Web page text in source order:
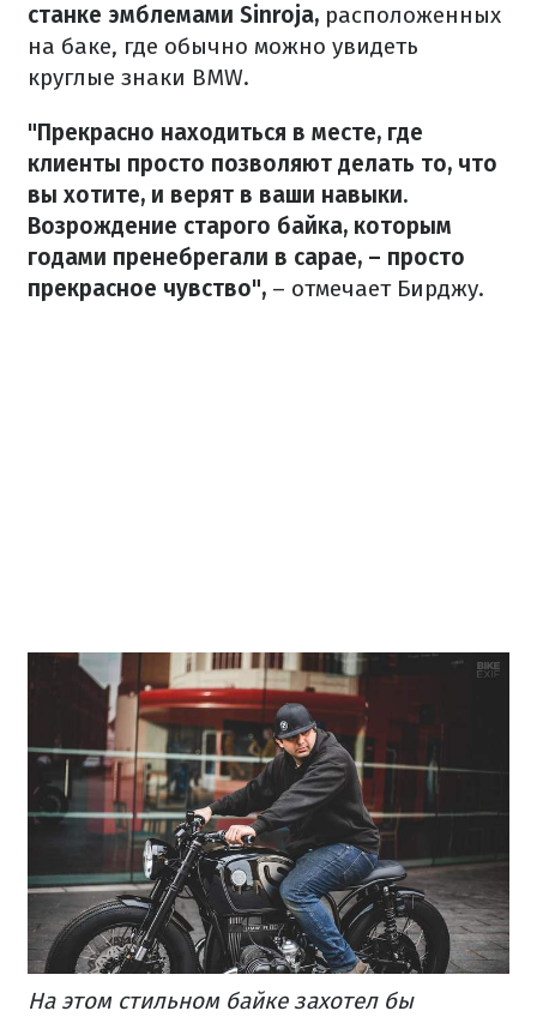
станке эмблемами Sinroja, расположенных
на баке, где обычно можно увидеть
круглые знаки BMW.
"Прекрасно находиться в месте, где
клиенты просто позволяют делать то, что
вы хотите, и верят в ваши навыки.
Возрождение старого байка, которым
годами пренебрегали в сарае, – просто
прекрасное чувство", – отмечает Бирджу.
На этом стильном байке захотел бы